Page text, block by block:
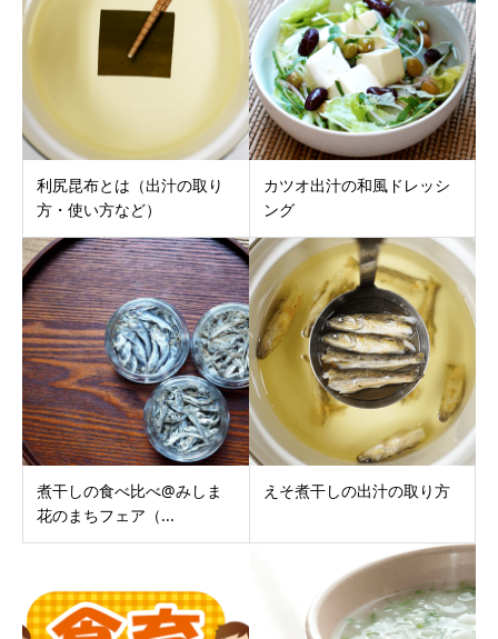
利尻昆布とは（出汁の取り
方・使い方など）
カツオ出汁の和風ドレッシ
ング
煮干しの食べ比べ@みしま
花のまちフェア（...
えそ煮干しの出汁の取り方